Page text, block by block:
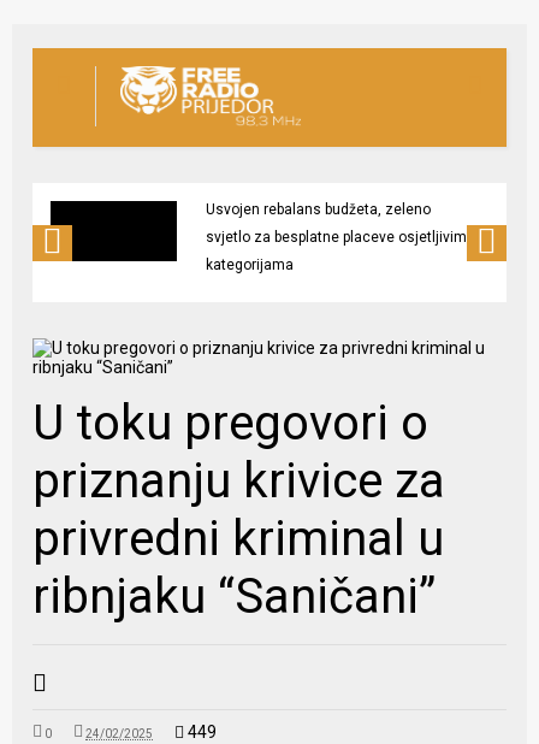
Usvojen rebalans budžeta, zeleno
svjetlo za besplatne placeve osjetljivim
kategorijama
U toku pregovori o
priznanju krivice za
privredni kriminal u
ribnjaku “Saničani”
0 24/02/2025 449